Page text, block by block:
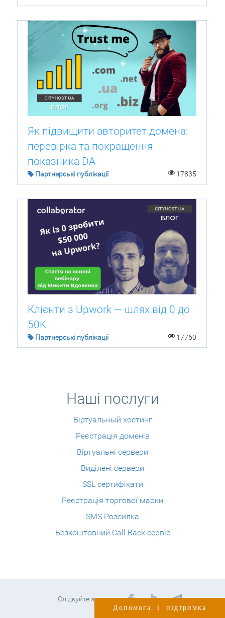
Як підвищити авторитет домена:
перевірка та покращення
показника DA
Партнерські публікації 17835
Клієнти з Upwork — шлях від 0 до
50K
Партнерські публікації 17760
Наші послуги
Віртуальный хостинг
Реєстрація доменів
Віртуальні сервери
Виділені сервери
SSL сертифікати
Реєстрація торгової марки
SMS Розсилка
Безкоштовний Call Back сервіс
Слідкуйте за нами:
Допомога і підтримка